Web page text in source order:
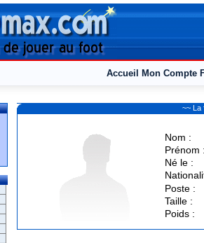
Accueil Mon Compte
~~ La
Nom :
Prénom
Né le :
Poste :
Taille :
Poids :